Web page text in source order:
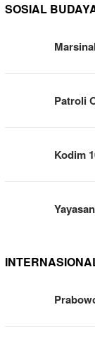
SOSIAL
Patroli
Kodim